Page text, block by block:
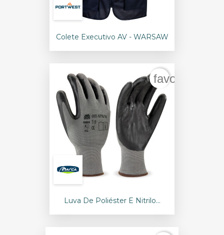
Colete Executivo AV - WARSAW
Luva De Poliéster E Nitrilo...